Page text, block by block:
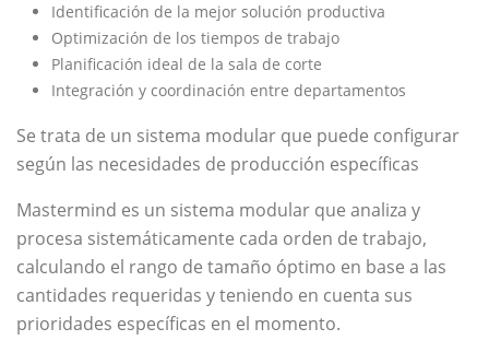
Identificación de la mejor solución productiva
Optimización de los tiempos de trabajo
Planificación ideal de la sala de corte
Integración y coordinación entre departamentos
Se trata de un sistema modular que puede configurar
según las necesidades de producción específicas
Mastermind es un sistema modular que analiza y
procesa sistemáticamente cada orden de trabajo,
calculando el rango de tamaño óptimo en base a las
cantidades requeridas y teniendo en cuenta sus
prioridades específicas en el momento.